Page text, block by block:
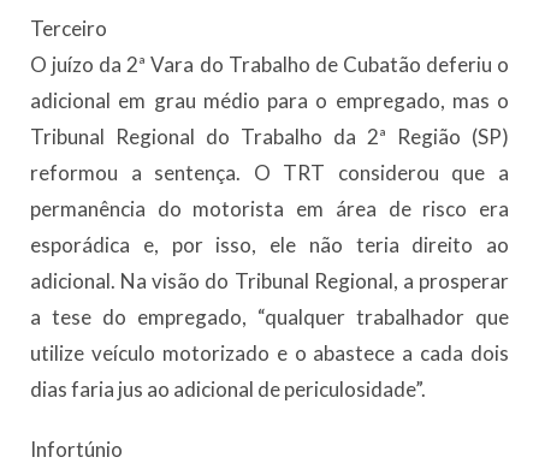
Terceiro
O juízo da 2ª Vara do Trabalho de Cubatão deferiu o
adicional em grau médio para o empregado, mas o
Tribunal Regional do Trabalho da 2ª Região (SP)
reformou a sentença. O TRT considerou que a
permanência do motorista em área de risco era
esporádica e, por isso, ele não teria direito ao
adicional. Na visão do Tribunal Regional, a prosperar
a tese do empregado, “qualquer trabalhador que
utilize veículo motorizado e o abastece a cada dois
dias faria jus ao adicional de periculosidade”.
Infortúnio